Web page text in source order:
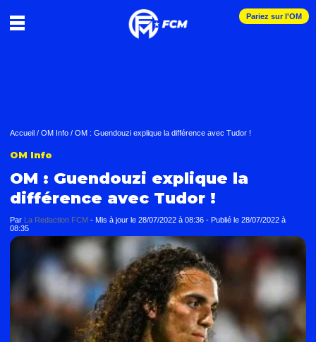
Pariez sur l'OM
Accueil / OM Info / OM : Guendouzi explique la différence avec Tudor !
OM Info
OM : Guendouzi explique la
différence avec Tudor !
Par La Redaction FCM - Mis à jour le 28/07/2022 à 08:36 - Publié le 28/07/2022 à
08:35